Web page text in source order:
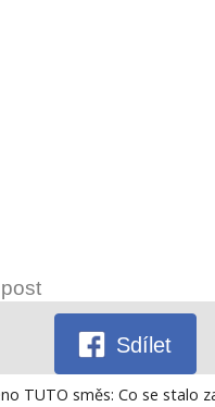
Sdílet
TUTO směs: Co se stalo